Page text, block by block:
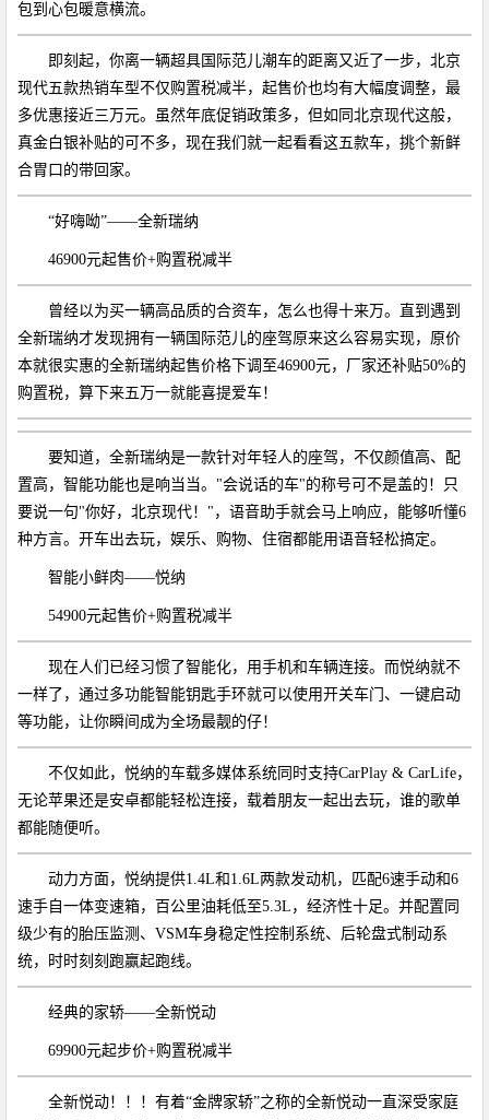
包到心包暖意横流。
即刻起，你离一辆超具国际范儿潮车的距离又近了一步，北京
现代五款热销车型不仅购置税减半，起售价也均有大幅度调整，最
多优惠接近三万元。虽然年底促销政策多，但如同北京现代这般，
真金白银补贴的可不多，现在我们就一起看看这五款车，挑个新鲜
合胃口的带回家。
“好嗨呦”——全新瑞纳
46900元起售价+购置税减半
曾经以为买一辆高品质的合资车，怎么也得十来万。直到遇到
全新瑞纳才发现拥有一辆国际范儿的座驾原来这么容易实现，原价
本就很实惠的全新瑞纳起售价格下调至46900元，厂家还补贴50%的
购置税，算下来五万一就能喜提爱车！
要知道，全新瑞纳是一款针对年轻人的座驾，不仅颜值高、配
置高，智能功能也是响当当。"会说话的车"的称号可不是盖的！只
要说一句"你好，北京现代！"，语音助手就会马上响应，能够听懂6
种方言。开车出去玩，娱乐、购物、住宿都能用语音轻松搞定。
智能小鲜肉——悦纳
54900元起售价+购置税减半
现在人们已经习惯了智能化，用手机和车辆连接。而悦纳就不
一样了，通过多功能智能钥匙手环就可以使用开关车门、一键启动
等功能，让你瞬间成为全场最靓的仔！
不仅如此，悦纳的车载多媒体系统同时支持CarPlay & CarLife，
无论苹果还是安卓都能轻松连接，载着朋友一起出去玩，谁的歌单
都能随便听。
动力方面，悦纳提供1.4L和1.6L两款发动机，匹配6速手动和6
速手自一体变速箱，百公里油耗低至5.3L，经济性十足。并配置同
级少有的胎压监测、VSM车身稳定性控制系统、后轮盘式制动系
统，时时刻刻跑赢起跑线。
经典的家轿——全新悦动
69900元起步价+购置税减半
全新悦动！！！有着“金牌家轿”之称的全新悦动一直深受家庭